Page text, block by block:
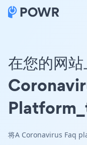
在您的网
将A Coronavirus Faq